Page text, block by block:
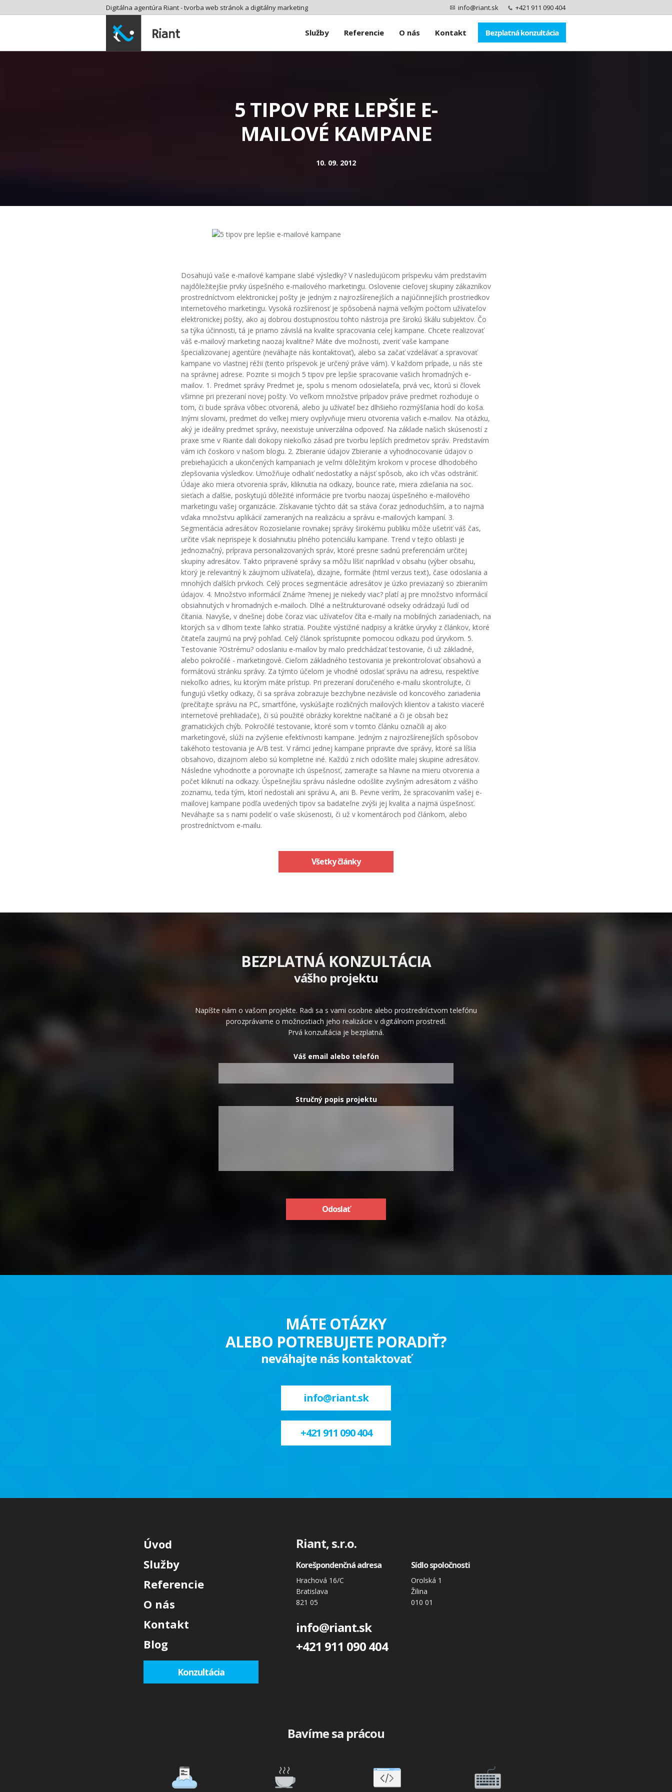
Digitálna agentúra Riant - tvorba web stránok a digitálny marketing info@riant.sk +421 911 090 404
Služby Referencie O nás Kontakt Bezplatná konzultácia
5 TIPOV PRE LEPŠIE E-
MAILOVÉ KAMPANE
10. 09. 2012
Dosahujú vaše e-mailové kampane slabé výsledky? V nasledujúcom príspevku vám predstavím
najdôležitejšie prvky úspešného e-mailového marketingu. Oslovenie cieľovej skupiny zákazníkov
prostredníctvom elektronickej pošty je jedným z najrozšírenejších a najúčinnejších prostriedkov
internetového marketingu. Vysoká rozšírenosť je spôsobená najmä veľkým počtom užívateľov
elektronickej pošty, ako aj dobrou dostupnosťou tohto nástroja pre širokú škálu subjektov. Čo
sa týka účinnosti, tá je priamo závislá na kvalite spracovania celej kampane. Chcete realizovať
váš e-mailový marketing naozaj kvalitne? Máte dve možnosti, zveriť vaše kampane
špecializovanej agentúre (neváhajte nás kontaktovať), alebo sa začať vzdelávať a spravovať
kampane vo vlastnej réžii (tento príspevok je určený práve vám). V každom prípade, u nás ste
na správnej adrese. Pozrite si mojich 5 tipov pre lepšie spracovanie vašich hromadných e-
mailov. 1. Predmet správy Predmet je, spolu s menom odosielateľa, prvá vec, ktorú si človek
všimne pri prezeraní novej pošty. Vo veľkom množstve prípadov práve predmet rozhoduje o
tom, či bude správa vôbec otvorená, alebo ju užívateľ bez dlhšieho rozmýšľania hodí do koša.
Inými slovami, predmet do veľkej miery ovplyvňuje mieru otvorenia vašich e-mailov. Na otázku,
aký je ideálny predmet správy, neexistuje univerzálna odpoveď. Na základe našich skúseností z
praxe sme v Riante dali dokopy niekoľko zásad pre tvorbu lepších predmetov správ. Predstavím
vám ich čoskoro v našom blogu. 2. Zbieranie údajov Zbieranie a vyhodnocovanie údajov o
prebiehajúcich a ukončených kampaniach je veľmi dôležitým krokom v procese dlhodobého
zlepšovania výsledkov. Umožňuje odhaliť nedostatky a nájsť spôsob, ako ich včas odstrániť.
Údaje ako miera otvorenia správ, kliknutia na odkazy, bounce rate, miera zdieľania na soc.
sieťach a ďalšie, poskytujú dôležité informácie pre tvorbu naozaj úspešného e-mailového
marketingu vašej organizácie. Získavanie týchto dát sa stáva čoraz jednoduchším, a to najmä
vďaka množstvu aplikácií zameraných na realizáciu a správu e-mailových kampaní. 3.
Segmentácia adresátov Rozosielanie rovnakej správy širokému publiku môže ušetriť váš čas,
určite však neprispeje k dosiahnutiu plného potenciálu kampane. Trend v tejto oblasti je
jednoznačný, príprava personalizovaných správ, ktoré presne sadnú preferenciám určitej
skupiny adresátov. Takto pripravené správy sa môžu líšiť napríklad v obsahu (výber obsahu,
ktorý je relevantný k záujmom užívateľa), dizajne, formáte (html verzus text), čase odoslania a
mnohých ďalších prvkoch. Celý proces segmentácie adresátov je úzko previazaný so zbieraním
údajov. 4. Množstvo informácií Známe ?menej je niekedy viac? platí aj pre množstvo informácií
obsiahnutých v hromadných e-mailoch. Dlhé a neštrukturované odseky odrádzajú ľudí od
čítania. Navyše, v dnešnej dobe čoraz viac užívateľov číta e-maily na mobilných zariadeniach, na
ktorých sa v dlhom texte ľahko stratia. Použite výstižné nadpisy a krátke úryvky z článkov, ktoré
čitateľa zaujmú na prvý pohľad. Celý článok sprístupnite pomocou odkazu pod úryvkom. 5.
Testovanie ?Ostrému? odoslaniu e-mailov by malo predchádzať testovanie, či už základné,
alebo pokročilé - marketingové. Cieľom základného testovania je prekontrolovať obsahovú a
formátovú stránku správy. Za týmto účelom je vhodné odoslať správu na adresu, respektíve
niekoľko adries, ku ktorým máte prístup. Pri prezeraní doručeného e-mailu skontrolujte, či
fungujú všetky odkazy, či sa správa zobrazuje bezchybne nezávisle od koncového zariadenia
(prečítajte správu na PC, smartfóne, vyskúšajte rozličných mailových klientov a takisto viaceré
internetové prehliadače), či sú použité obrázky korektne načítané a či je obsah bez
gramatických chýb. Pokročilé testovanie, ktoré som v tomto článku označili aj ako
marketingové, slúži na zvýšenie efektívnosti kampane. Jedným z najrozšírenejších spôsobov
takéhoto testovania je A/B test. V rámci jednej kampane pripravte dve správy, ktoré sa líšia
obsahovo, dizajnom alebo sú kompletne iné. Každú z nich odošlite malej skupine adresátov.
Následne vyhodnoťte a porovnajte ich úspešnosť, zamerajte sa hlavne na mieru otvorenia a
počet kliknutí na odkazy. Úspešnejšiu správu následne odošlite zvyšným adresátom z vášho
zoznamu, teda tým, ktorí nedostali ani správu A, ani B. Pevne verím, že spracovaním vašej e-
mailovej kampane podľa uvedených tipov sa badateľne zvýši jej kvalita a najmä úspešnosť.
Neváhajte sa s nami podeliť o vaše skúsenosti, či už v komentároch pod článkom, alebo
prostredníctvom e-mailu.
Všetky články
BEZPLATNÁ KONZULTÁCIA
vášho projektu
Napíšte nám o vašom projekte. Radi sa s vami osobne alebo prostredníctvom telefónu
porozprávame o možnostiach jeho realizácie v digitálnom prostredí.
Prvá konzultácia je bezplatná.
Váš email alebo telefón
Stručný popis projektu
Odoslať
MÁTE OTÁZKY
ALEBO POTREBUJETE PORADIŤ?
neváhajte nás kontaktovať
info@riant.sk
+421 911 090 404
Úvod
Služby
Referencie
O nás
Kontakt
Blog
Konzultácia
Riant, s.r.o.
Korešpondenčná adresa
Hrachová 16/C
Bratislava
821 05
Sídlo spoločnosti
Orolská 1
Žilina
010 01
info@riant.sk
+421 911 090 404
Bavíme sa prácou